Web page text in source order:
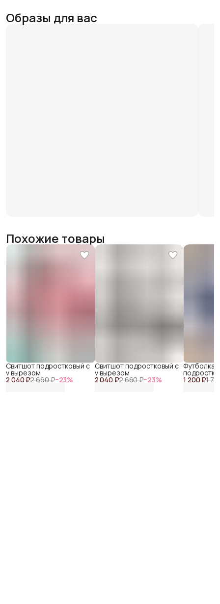
Образы для вас
Похожие товары
2 040 ₽2 660 ₽−23%
Свитшот подростковый с
v вырезом
2 040 ₽2 660 ₽−23%
Свитшот подростковый с
v вырезом
1 200 ₽1
Футболка-
c гипюром